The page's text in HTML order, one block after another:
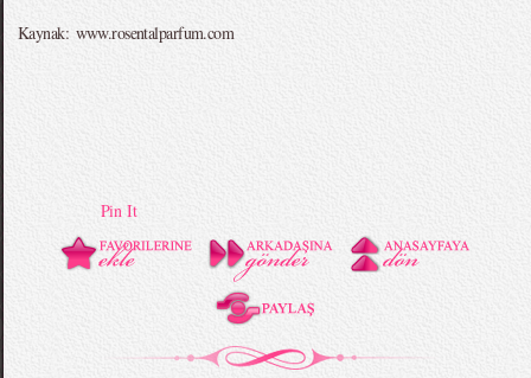
Kaynak: www.rosentalparfum.com
Pin It